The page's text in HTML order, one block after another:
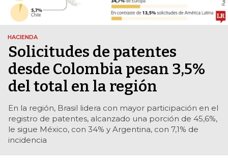
HACIENDA
Solicitudes de patentes
desde Colombia pesan 3,5%
del total en la región
En la región, Brasil lidera con mayor participación en el
registro de patentes, alcanzado una porción de 45,6%,
le sigue México, con 34% y Argentina, con 7,1% de
incidencia